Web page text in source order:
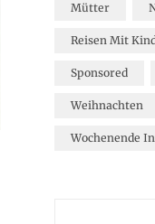
Mütter
Reisen Mit
Sponsored
Weihnachten
Wochenende